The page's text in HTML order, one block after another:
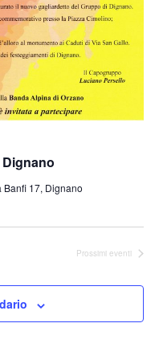
Banfi 17, Dignano
Prossimi eventi